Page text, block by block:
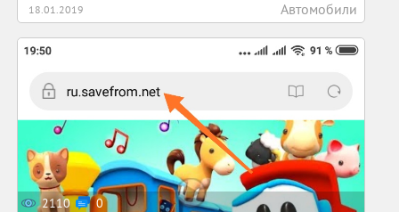
18.01.2019 Автомобили
2110 0